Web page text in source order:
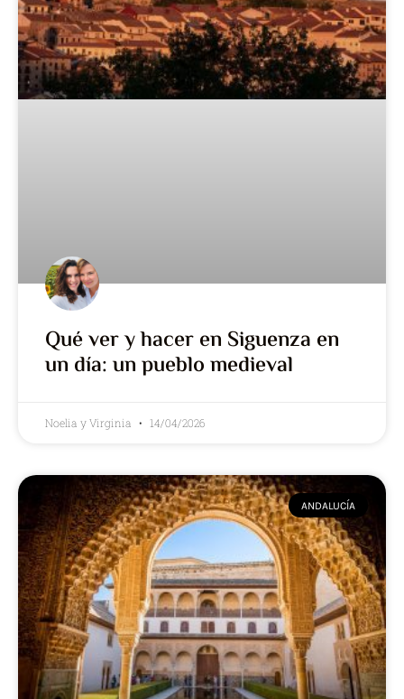
Qué ver y hacer en Siguenza en
un día: un pueblo medieval
Noelia y Virginia 14/04/2026
ANDALUCÍA